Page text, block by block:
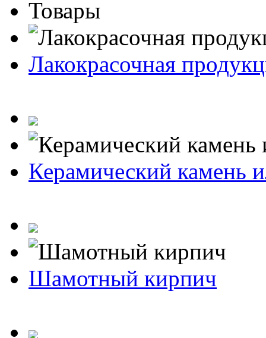
Товары
Лакокрасочная
Керамический камень
Шамотный кирпич